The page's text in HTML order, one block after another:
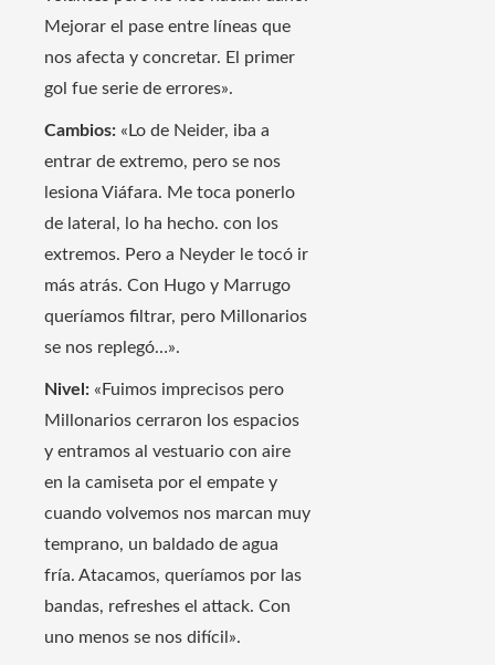
Mejorar el pase entre líneas que
nos afecta y concretar. El primer
gol fue serie de errores».
Cambios: «Lo de Neider, iba a
entrar de extremo, pero se nos
lesiona Viáfara. Me toca ponerlo
de lateral, lo ha hecho. con los
extremos. Pero a Neyder le tocó ir
más atrás. Con Hugo y Marrugo
queríamos filtrar, pero Millonarios
se nos replegó…».
Nivel: «Fuimos imprecisos pero
Millonarios cerraron los espacios
y entramos al vestuario con aire
en la camiseta por el empate y
cuando volvemos nos marcan muy
temprano, un baldado de agua
fría. Atacamos, queríamos por las
bandas, refreshes el attack. Con
uno menos se nos difícil».